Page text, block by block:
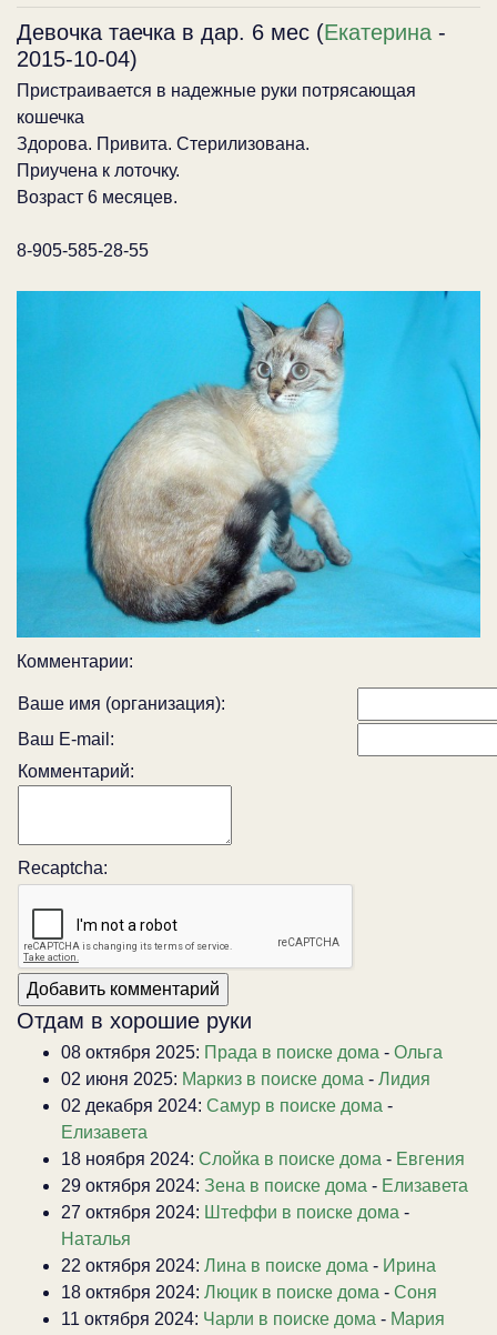
Девочка таечка в дар. 6 мес (Екатерина -
2015-10-04)
Пристраивается в надежные руки потрясающая
кошечка
Здорова. Привита. Стерилизована.
Приучена к лоточку.
Возраст 6 месяцев.
8-905-585-28-55
Комментарии:
Ваше имя (организация):
Ваш E-mail:
Комментарий:
Recaptcha:
Отдам в хорошие руки
08 октября 2025: Прада в поиске дома - Ольга
02 июня 2025: Маркиз в поиске дома - Лидия
02 декабря 2024: Самур в поиске дома -
Елизавета
18 ноября 2024: Слойка в поиске дома - Евгения
29 октября 2024: Зена в поиске дома - Елизавета
27 октября 2024: Штеффи в поиске дома -
Наталья
22 октября 2024: Лина в поиске дома - Ирина
18 октября 2024: Люцик в поиске дома - Соня
11 октября 2024: Чарли в поиске дома - Мария